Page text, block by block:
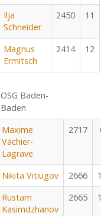
Ilja
Schneider
2450 11
Magnus
Ermitsch
2414 12
OSG Baden-
Baden
Maxime
Vachier-
Lagrave
2717
Nikita Vitiugov 2666
Rustam
Kasimdzhanov
2665